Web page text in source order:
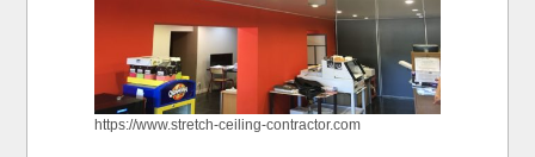
https://www.stretch-ceiling-contractor.com